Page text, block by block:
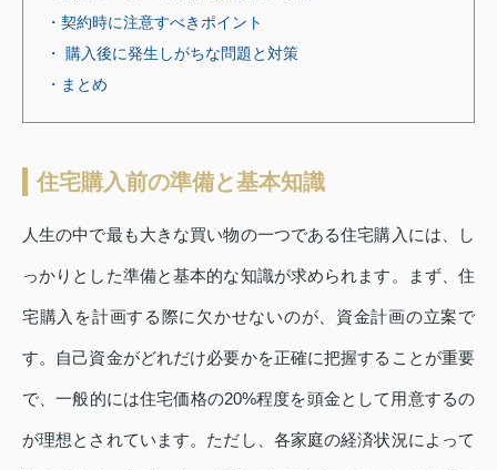
・契約時に注意すべきポイント
・ 購入後に発生しがちな問題と対策
・まとめ
住宅購入前の準備と基本知識
人生の中で最も大きな買い物の一つである住宅購入には、し
っかりとした準備と基本的な知識が求められます。まず、住
宅購入を計画する際に欠かせないのが、資金計画の立案で
す。自己資金がどれだけ必要かを正確に把握することが重要
で、一般的には住宅価格の20%程度を頭金として用意するの
が理想とされています。ただし、各家庭の経済状況によって